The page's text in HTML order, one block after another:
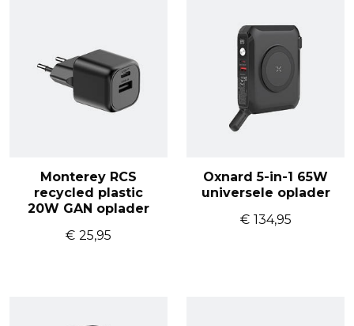
Monterey RCS
recycled plastic
20W GAN oplader
€ 25,95
Oxnard 5-in-1 65W
universele oplader
€ 134,95